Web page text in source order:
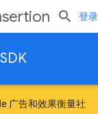
登录
广告和效果衡量社